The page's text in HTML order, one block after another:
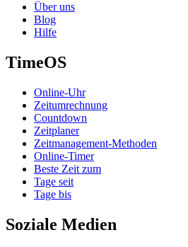
Über uns
Blog
Hilfe
TimeOS
Online-Uhr
Zeitumrechnung
Countdown
Zeitplaner
Zeitmanagement-Methoden
Online-Timer
Beste Zeit zum
Tage seit
Tage bis
Soziale Medien